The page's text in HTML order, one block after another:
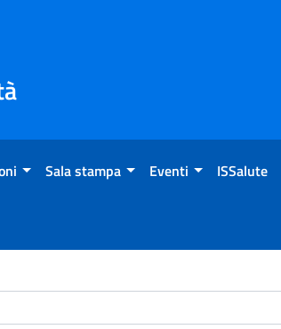
Sala stampa Eventi ISSalute